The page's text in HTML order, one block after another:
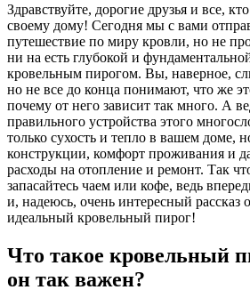
Здравствуйте, дорогие друзья и все,
своему дому! Сегодня мы с вами
путешествие по миру кровли, но не
ни на есть глубокой и
кровельным пирогом. Вы, наверное,
но не все до конца понимают, что же
почему от него зависит так много. А
правильного устройства этого
только сухость и тепло в вашем доме,
конструкции, комфорт проживания и
расходы на отопление и ремонт. Так
запасайтесь чаем или кофе, ведь
и, надеюсь, очень интересный рассказ
идеальный кровельный пирог!
Что такое кровельный
он так важен?